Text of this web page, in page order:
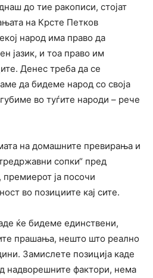
до тие ракописи, стојат
на Крсте Петков
народ има право да
јазик, и тоа право им
Денес треба да се
да бидеме народ со своја
во туѓите народи – рече
на домашните превирања и
сопки“ пред
ја посочи
во позициите кај сите.
ќе бидеме единствени,
прашања, нешто што реално
Замислете позиција каде
надворешните фактори, нема